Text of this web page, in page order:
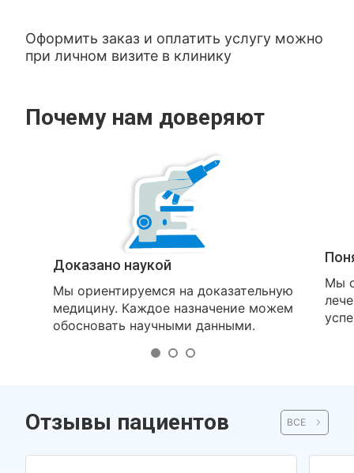
Оформить заказ и оплатить услугу можно
при личном визите в клинику
Почему нам доверяют
Доказано наукой
Мы ориентируемся на доказательную
медицину. Каждое назначение можем
обосновать научными данными.
Мы
Отзывы пациентов ВСЕ